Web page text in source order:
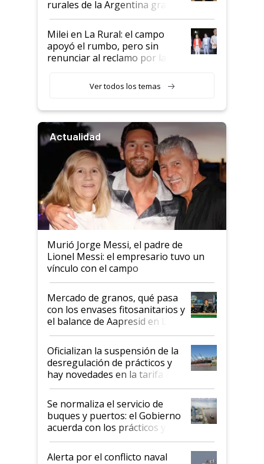
rurales de la Argentina gracias
a un acuerdo con Starlink
Milei en La Rural: el campo
apoyó el rumbo, pero sin
renunciar al reclamo por las
Ver todos los temas
Actualidad
Murió Jorge Messi, el padre de
Lionel Messi: el empresario tuvo un
vínculo con el campo
Mercado de granos, qué pasa
con los envases fitosanitarios y
el balance de Aapresid en La
Posta
Oficializan la suspensión de la
desregulación de prácticos y
hay novedades en la tarifa de
la hidrovía
Se normaliza el servicio de
buques y puertos: el Gobierno
acuerda con los prácticos y
suspende el decreto de
desregulación
Alerta por el conflicto naval